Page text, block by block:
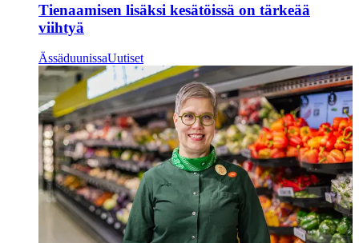
Tienaamisen lisäksi kesätöissä on tärkeää
viihtyä
ÄssäduunissaUutiset